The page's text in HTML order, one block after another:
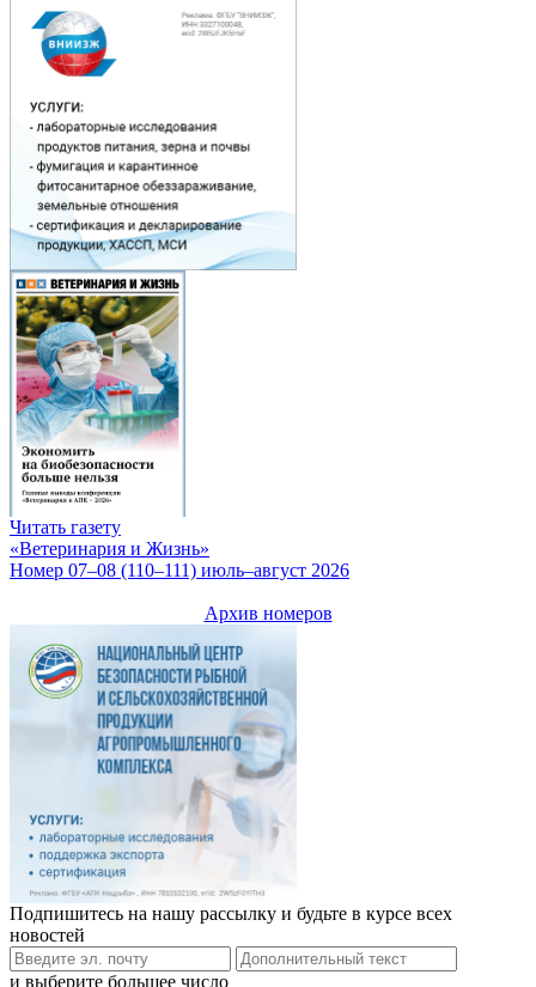
Читать газету
«Ветеринария и Жизнь»
Номер 07–08 (110–111) июль–август 2026
Архив номеров
Подпишитесь на нашу рассылку и будьте в курсе всех
новостей
и выберите большее число